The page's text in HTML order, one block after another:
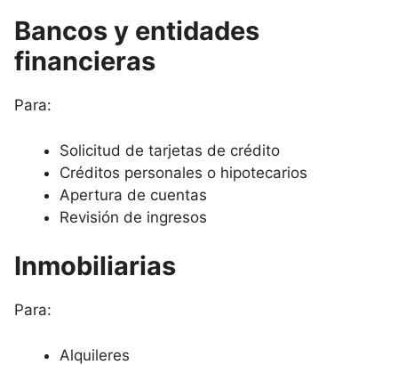
Bancos y entidades
financieras
Para:
Solicitud de tarjetas de crédito
Créditos personales o hipotecarios
Apertura de cuentas
Revisión de ingresos
Inmobiliarias
Para:
Alquileres